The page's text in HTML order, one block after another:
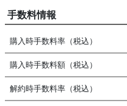
手数料情報
購入時手数料率（税込）
購入時手数料額（税込）
解約時手数料率（税込）